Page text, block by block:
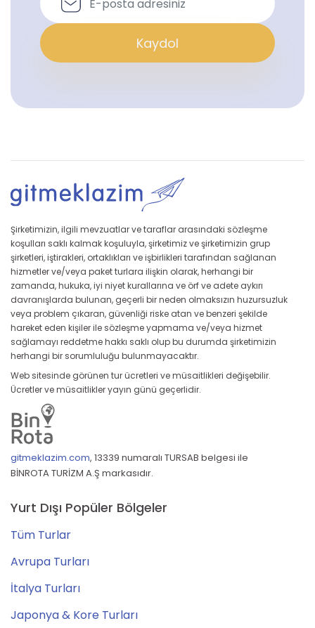
Kaydol
Şirketimizin, ilgili mevzuatlar ve taraflar arasındaki sözleşme
koşulları saklı kalmak koşuluyla, şirketimiz ve şirketimizin grup
şirketleri, iştirakleri, ortaklıkları ve işbirlikleri tarafından sağlanan
hizmetler ve/veya paket turlara ilişkin olarak, herhangi bir
zamanda, hukuka, iyi niyet kurallarına ve örf ve adete aykırı
davranışlarda bulunan, geçerli bir neden olmaksızın huzursuzluk
veya problem çıkaran, güvenliği riske atan ve benzeri şekilde
hareket eden kişiler ile sözleşme yapmama ve/veya hizmet
sağlamayı reddetme hakkı saklı olup bu durumda şirketimizin
herhangi bir sorumluluğu bulunmayacaktır.
Web sitesinde görünen tur ücretleri ve müsaitlikleri değişebilir.
Ücretler ve müsaitlikler yayın günü geçerlidir.
gitmeklazim.com, 13339 numaralı TURSAB belgesi ile
BİNROTA TURİZM A.Ş markasıdır.
Yurt Dışı Popüler Bölgeler
Tüm Turlar
Avrupa Turları
İtalya Turları
Japonya & Kore Turları